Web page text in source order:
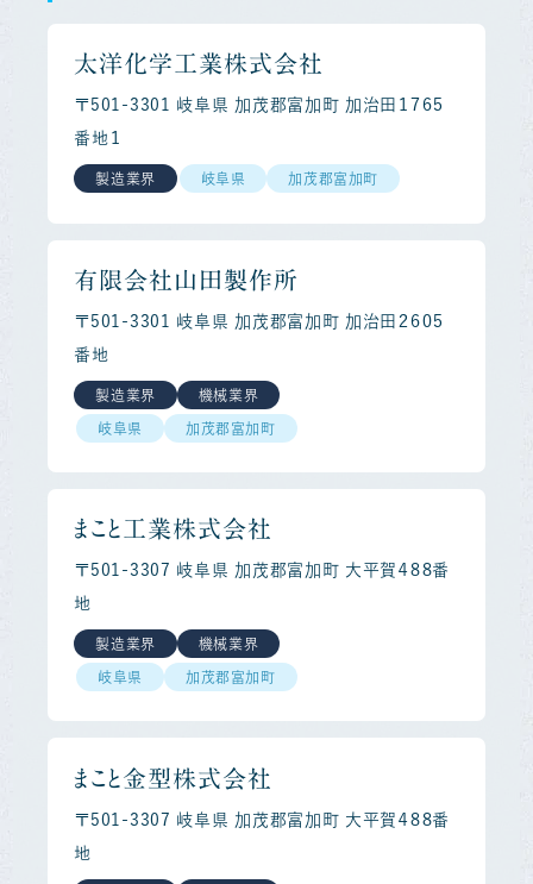
太洋化学工業株式会社
〒501-3301 岐阜県 加茂郡富加町 加治田１７６５
番地１
製造業界 岐阜県 加茂郡富加町
有限会社山田製作所
〒501-3301 岐阜県 加茂郡富加町 加治田２６０５
番地
製造業界 機械業界
岐阜県 加茂郡富加町
まこと工業株式会社
〒501-3307 岐阜県 加茂郡富加町 大平賀４８８番
地
製造業界 機械業界
岐阜県 加茂郡富加町
まこと金型株式会社
〒501-3307 岐阜県 加茂郡富加町 大平賀４８８番
地